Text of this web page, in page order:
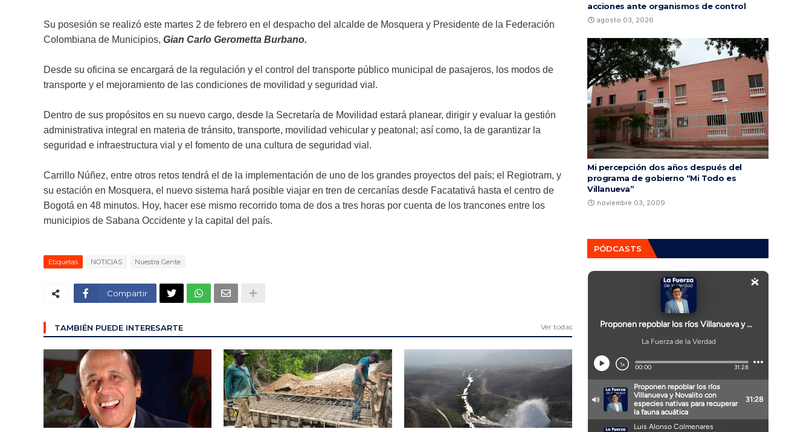
Su posesión se realizó este martes 2 de febrero en el despacho del alcalde de Mosquera y Presidente de la Federación
Colombiana de Municipios, Gian Carlo Gerometta Burbano.
Desde su oficina se encargará de la regulación y el control del transporte público municipal de pasajeros, los modos de
transporte y el mejoramiento de las condiciones de movilidad y seguridad vial.
Dentro de sus propósitos en su nuevo cargo, desde la Secretaría de Movilidad estará planear, dirigir y evaluar la gestión
administrativa integral en materia de tránsito, transporte, movilidad vehicular y peatonal; así como, la de garantizar la
seguridad e infraestructura vial y el fomento de una cultura de seguridad vial.
Carrillo Núñez, entre otros retos tendrá el de la implementación de uno de los grandes proyectos del país; el Regiotram, y
su estación en Mosquera, el nuevo sistema hará posible viajar en tren de cercanías desde Facatativá hasta el centro de
Bogotá en 48 minutos. Hoy, hacer ese mismo recorrido toma de dos a tres horas por cuenta de los trancones entre los
municipios de Sabana Occidente y la capital del país.
Etiquetas NOTICIAS Nuestra Gente
Compartir
TAMBIÉN PUEDE INTERESARTE Ver todas
acciones ante organismos de control
agosto 03, 2026
Mi percepción dos años después del
programa de gobierno “Mi Todo es
Villanueva”
noviembre 03, 2009
PÓDCASTS